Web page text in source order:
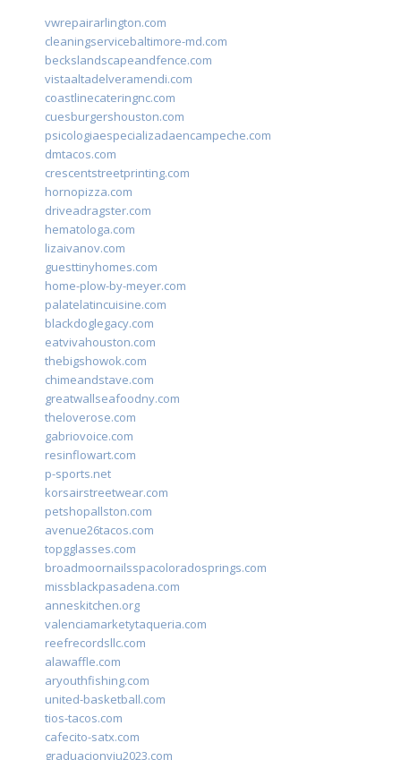
vwrepairarlington.com
cleaningservicebaltimore-md.com
beckslandscapeandfence.com
vistaaltadelveramendi.com
coastlinecateringnc.com
cuesburgershouston.com
psicologiaespecializadaencampeche.com
dmtacos.com
crescentstreetprinting.com
hornopizza.com
driveadragster.com
hematologa.com
lizaivanov.com
guesttinyhomes.com
home-plow-by-meyer.com
palatelatincuisine.com
blackdoglegacy.com
eatvivahouston.com
thebigshowok.com
chimeandstave.com
greatwallseafoodny.com
theloverose.com
gabriovoice.com
resinflowart.com
p-sports.net
korsairstreetwear.com
petshopallston.com
avenue26tacos.com
topgglasses.com
broadmoornailsspacoloradosprings.com
missblackpasadena.com
anneskitchen.org
valenciamarketytaqueria.com
reefrecordsllc.com
alawaffle.com
aryouthfishing.com
united-basketball.com
tios-tacos.com
cafecito-satx.com
graduacionviu2023.com